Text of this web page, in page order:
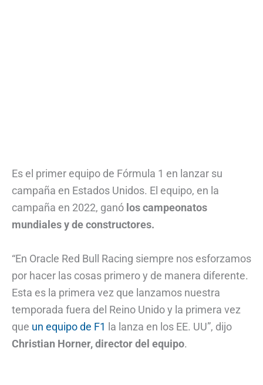
Es el primer equipo de Fórmula 1 en lanzar su
campaña en Estados Unidos. El equipo, en la
campaña en 2022, ganó los campeonatos
mundiales y de constructores.
“En Oracle Red Bull Racing siempre nos esforzamos
por hacer las cosas primero y de manera diferente.
Esta es la primera vez que lanzamos nuestra
temporada fuera del Reino Unido y la primera vez
que un equipo de F1 la lanza en los EE. UU”, dijo
Christian Horner, director del equipo.